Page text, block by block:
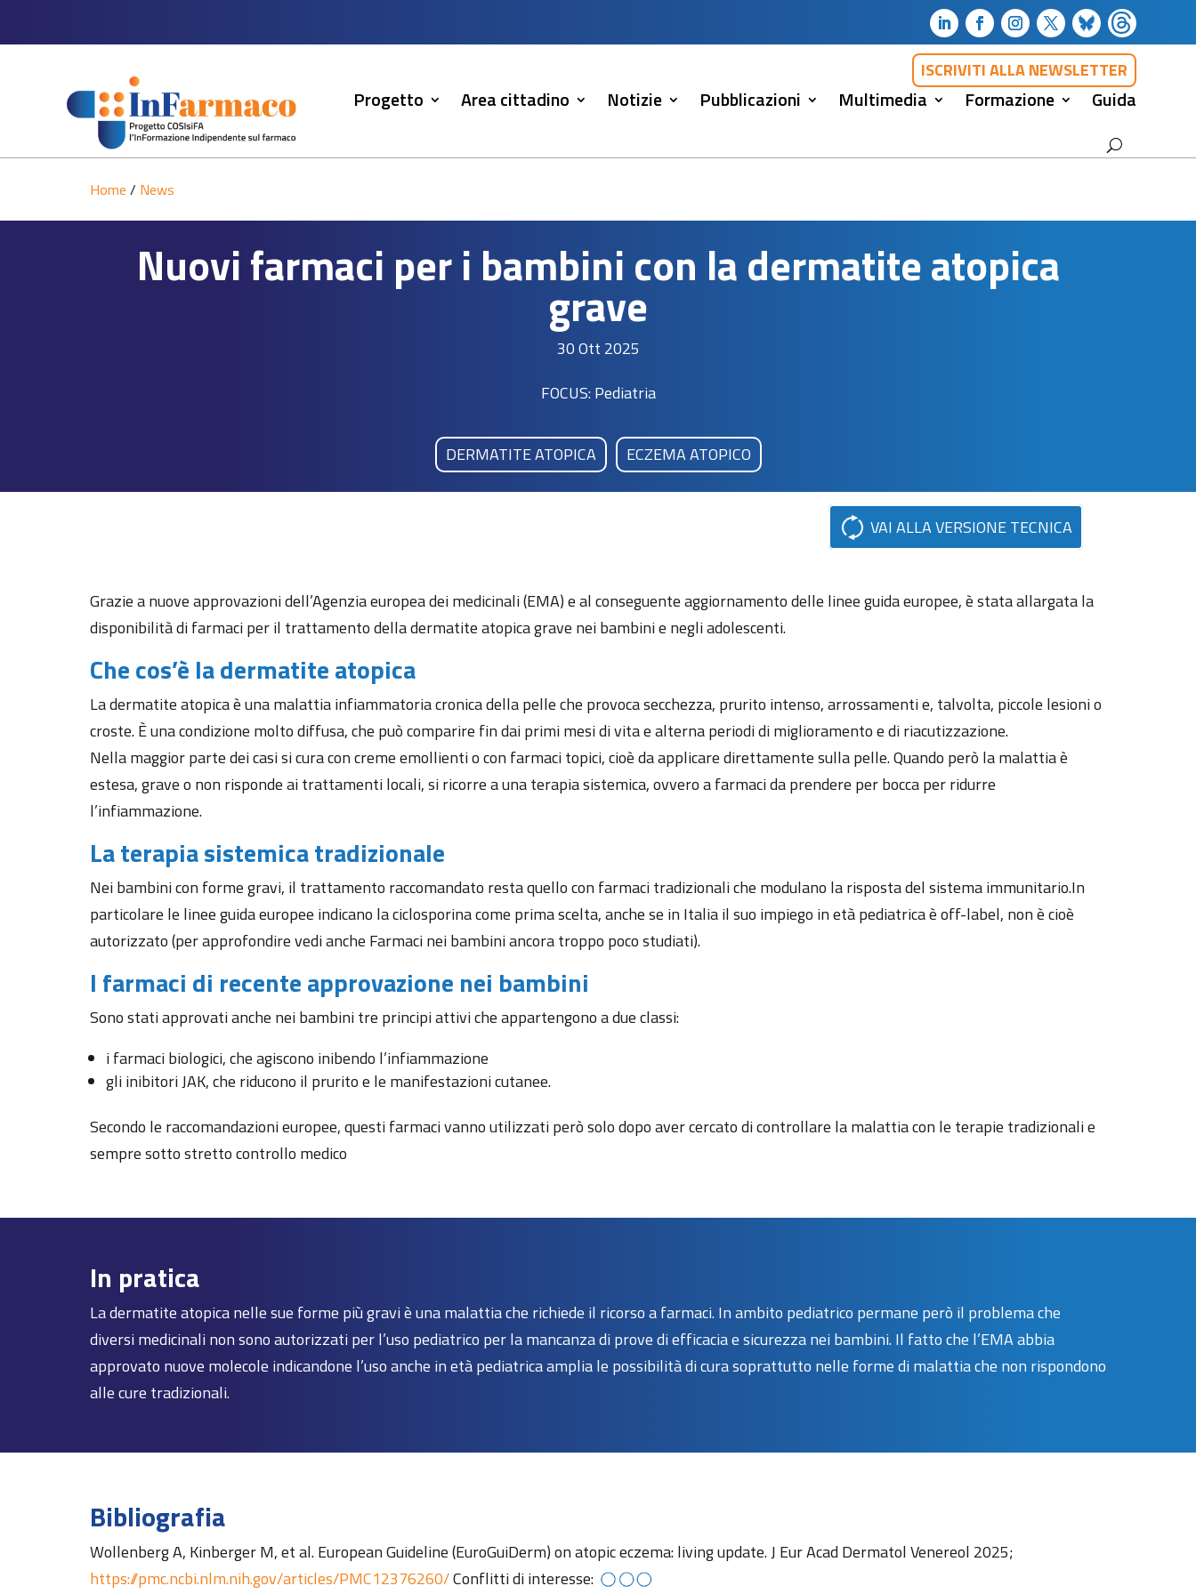
ISCRIVITI ALLA NEWSLETTER
Progetto Area cittadino Notizie Pubblicazioni Multimedia Formazione Guida
Home / News
Nuovi farmaci per i bambini con la dermatite atopica
grave
30 Ott 2025
FOCUS: Pediatria
DERMATITE ATOPICA ECZEMA ATOPICO
VAI ALLA VERSIONE TECNICA
Grazie a nuove approvazioni dell’Agenzia europea dei medicinali (EMA) e al conseguente aggiornamento delle linee guida europee, è stata allargata la
disponibilità di farmaci per il trattamento della dermatite atopica grave nei bambini e negli adolescenti.
Che cos’è la dermatite atopica
La dermatite atopica è una malattia infiammatoria cronica della pelle che provoca secchezza, prurito intenso, arrossamenti e, talvolta, piccole lesioni o
croste. È una condizione molto diffusa, che può comparire fin dai primi mesi di vita e alterna periodi di miglioramento e di riacutizzazione.
Nella maggior parte dei casi si cura con creme emollienti o con farmaci topici, cioè da applicare direttamente sulla pelle. Quando però la malattia è
estesa, grave o non risponde ai trattamenti locali, si ricorre a una terapia sistemica, ovvero a farmaci da prendere per bocca per ridurre
l’infiammazione.
La terapia sistemica tradizionale
Nei bambini con forme gravi, il trattamento raccomandato resta quello con farmaci tradizionali che modulano la risposta del sistema immunitario.In
particolare le linee guida europee indicano la ciclosporina come prima scelta, anche se in Italia il suo impiego in età pediatrica è off-label, non è cioè
autorizzato (per approfondire vedi anche Farmaci nei bambini ancora troppo poco studiati).
I farmaci di recente approvazione nei bambini
Sono stati approvati anche nei bambini tre principi attivi che appartengono a due classi:
i farmaci biologici, che agiscono inibendo l’infiammazione
gli inibitori JAK, che riducono il prurito e le manifestazioni cutanee.
Secondo le raccomandazioni europee, questi farmaci vanno utilizzati però solo dopo aver cercato di controllare la malattia con le terapie tradizionali e
sempre sotto stretto controllo medico
In pratica
La dermatite atopica nelle sue forme più gravi è una malattia che richiede il ricorso a farmaci. In ambito pediatrico permane però il problema che
diversi medicinali non sono autorizzati per l’uso pediatrico per la mancanza di prove di efficacia e sicurezza nei bambini. Il fatto che l’EMA abbia
approvato nuove molecole indicandone l’uso anche in età pediatrica amplia le possibilità di cura soprattutto nelle forme di malattia che non rispondono
alle cure tradizionali.
Bibliografia
Wollenberg A, Kinberger M, et al. European Guideline (EuroGuiDerm) on atopic eczema: living update. J Eur Acad Dermatol Venereol 2025;
https://pmc.ncbi.nlm.nih.gov/articles/PMC12376260/Conflitti di interesse: